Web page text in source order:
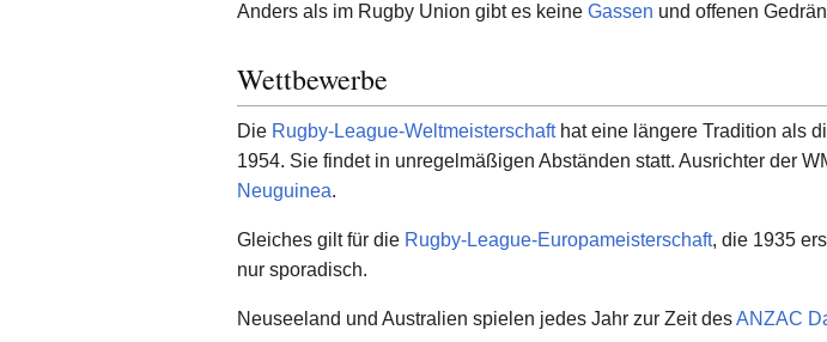
Anders als im Rugby Union gibt es keine Gassen und offenen
Wettbewerbe
Die Rugby-League-Weltmeisterschafthat eine längere Tradition als
1954. Sie findet in unregelmäßigen Abständen statt. Ausrichter der
Neuguinea.
Gleiches gilt für die Rugby-League-Europameisterschaft, die 1935
nur sporadisch.
Neuseeland und Australien spielen jedes Jahr zur Zeit desANZAC